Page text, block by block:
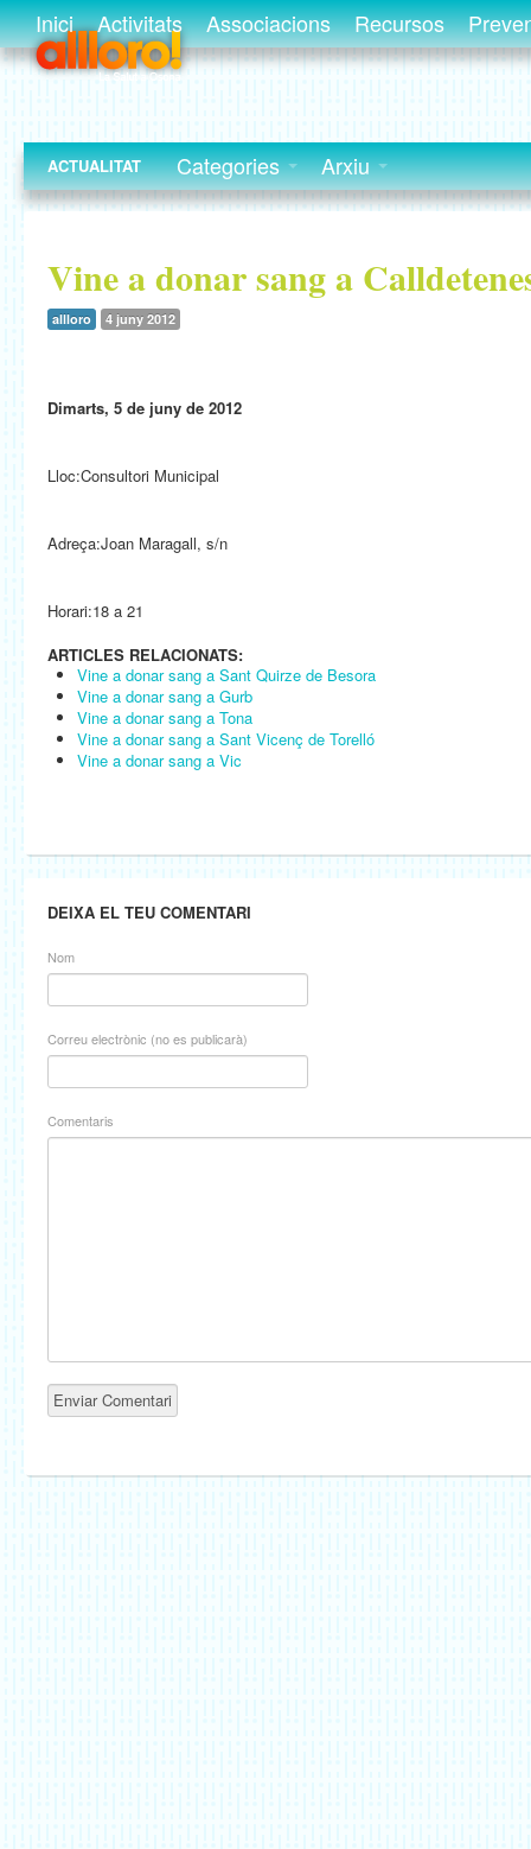
Inici Activitats Associacions Recursos
ACTUALITAT Categories Arxiu
Vine a donar sang a
allloro 4 juny 2012
Dimarts, 5 de juny de 2012
Lloc:Consultori Municipal
Adreça:Joan Maragall, s/n
Horari:18 a 21
ARTICLES RELACIONATS:
Vine a donar sang a Sant Quirze de Besora
Vine a donar sang a Gurb
Vine a donar sang a Tona
Vine a donar sang a Sant Vicenç de Torelló
Vine a donar sang a Vic
DEIXA EL TEU COMENTARI
Nom
Correu electrònic (no es publicarà)
Comentaris